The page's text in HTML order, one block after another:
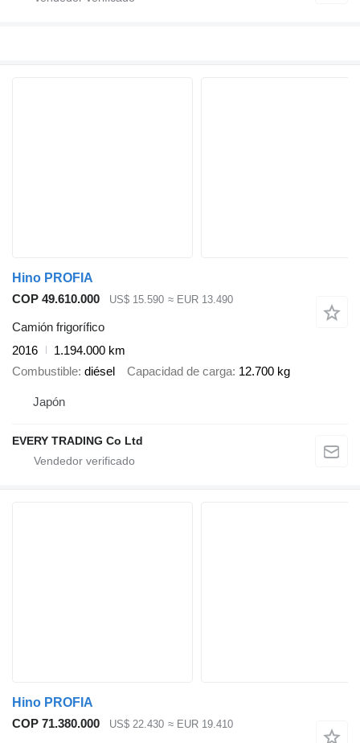
Hino PROFIA
COP 49.610.000
US$ 15.590 ≈ EUR 13.490
Camión frigorífico
2016
1.194.000 km
Combustible diésel Capacidad de carga 12.700 kg
Japón
EVERY TRADING Co Ltd
Hino PROFIA
COP 71.380.000
US$ 22.430 ≈ EUR 19.410